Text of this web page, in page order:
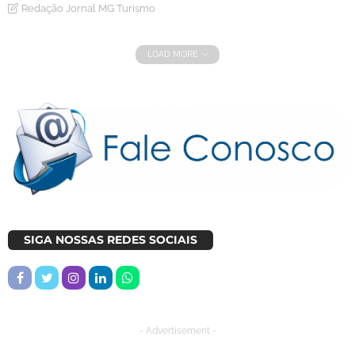
Redação Jornal MG Turismo
LOAD MORE
SIGA NOSSAS REDES SOCIAIS
- Advertisement -